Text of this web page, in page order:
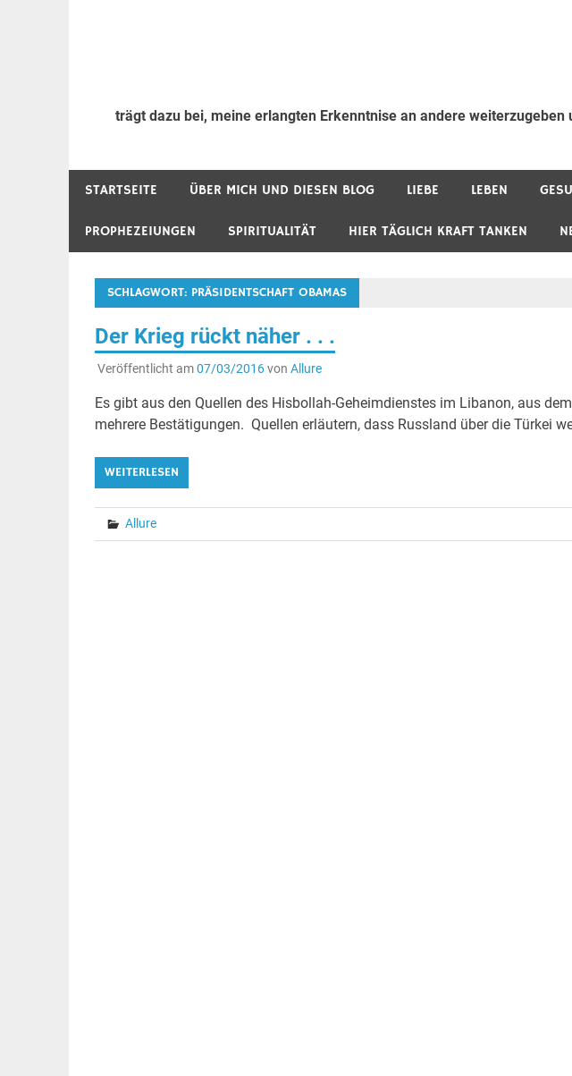
trägt dazu bei, meine erlangten Erkenntnise an andere
STARTSEITE ÜBER MICH UND DIESEN BLOG LIEBE LEBEN
PROPHEZEIUNGEN SPIRITUALITÄT HIER TÄGLICH KRAFT TANKEN
SCHLAGWORT: PRÄSIDENTSCHAFT OBAMAS
Der Krieg rückt näher . . .
Veröffentlicht am07/03/2016von Allure
Es gibt aus den Quellen des Hisbollah-Geheimdienstes im Libanon, aus
mehrere Bestätigungen. Quellen erläutern, dass Russland über die Türkei
WEITERLESEN
Allure